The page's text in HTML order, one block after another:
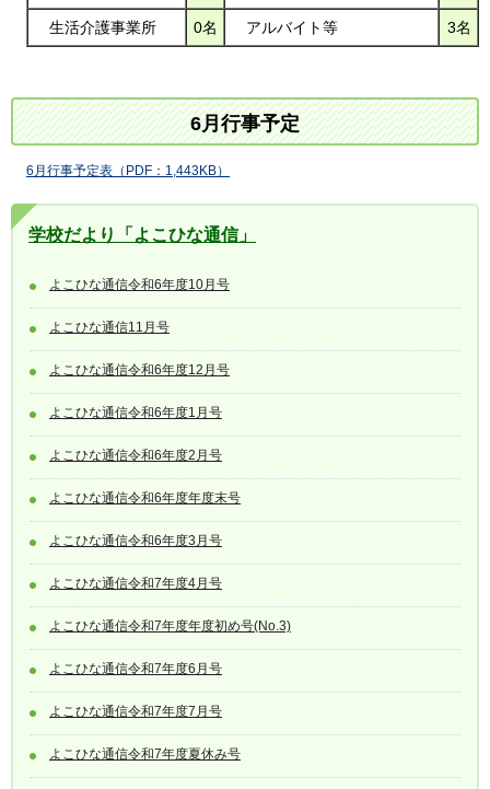
生活介護事業所 0名 アルバイト等 3名
6月行事予定
6月行事予定表（PDF：1,443KB）
学校だより「よこひな通信」
よこひな通信令和6年度10月号
よこひな通信11月号
よこひな通信令和6年度12月号
よこひな通信令和6年度1月号
よこひな通信令和6年度2月号
よこひな通信令和6年度年度末号
よこひな通信令和6年度3月号
よこひな通信令和7年度4月号
よこひな通信令和7年度年度初め号(No.3)
よこひな通信令和7年度6月号
よこひな通信令和7年度7月号
よこひな通信令和7年度夏休み号